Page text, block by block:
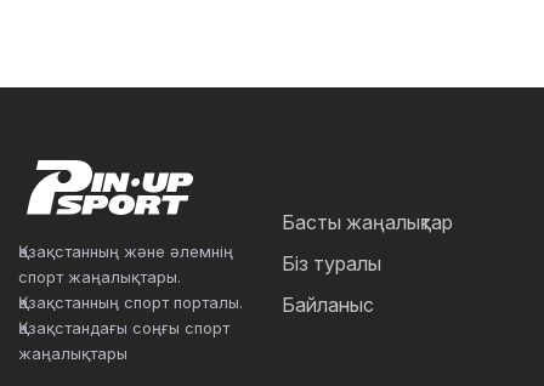
Қазақстанның және әлемнің
спорт жаңалықтары.
Қазақстанның спорт порталы.
Қазақстандағы соңғы спорт
жаңалықтары
Басты жаңалықтар
Біз туралы
Байланыс